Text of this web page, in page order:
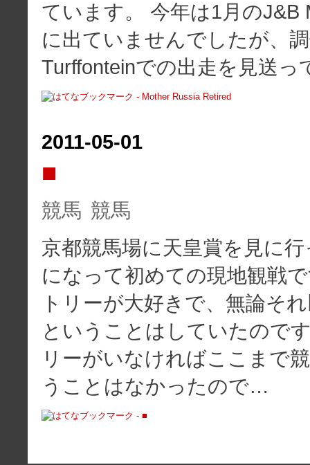
ています。 今年は1月のJ&B
に出ていませんでしたが、
Turffonteinでの出走を見送
2011-05-01
■
競馬 競馬
京都競馬場に天皇賞を見に
になって初めての現地観戦
トリーが大好きで、無論そ
ということはしていたので
リーがいなければここまで
うことはなかったので…